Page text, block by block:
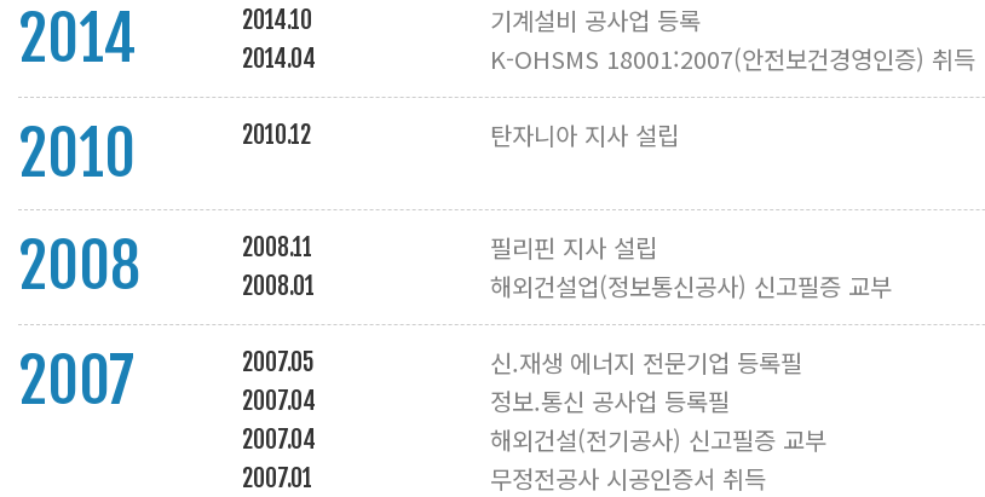
2014 2014.10 기계설비 공사업 등록
2014.04 K-OHSMS 18001:2007(안전보건경영인증) 취득
2010 2010.12 탄자니아 지사 설립
2008 2008.11 필리핀 지사 설립
2008.01 해외건설업(정보통신공사) 신고필증 교부
2007 2007.05 신.재생 에너지 전문기업 등록필
2007.04 정보.통신 공사업 등록필
2007.04 해외건설(전기공사) 신고필증 교부
2007.01 무정전공사 시공인증서 취득